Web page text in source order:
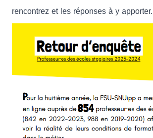
rencontrez et les réponses à y apporter.